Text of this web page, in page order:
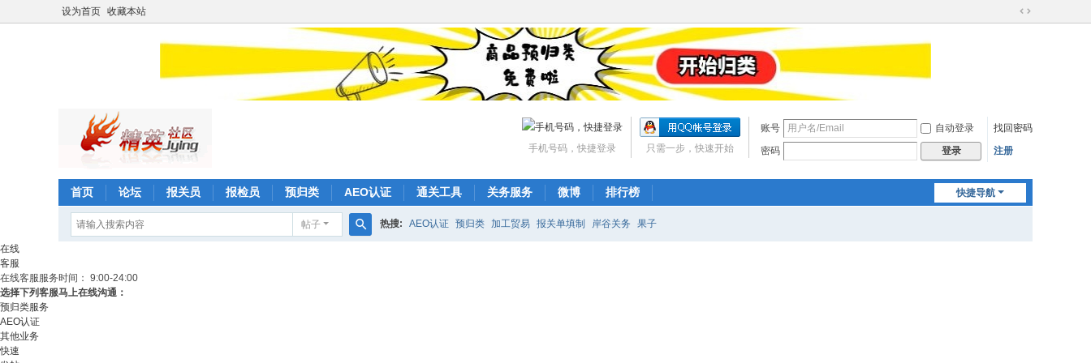
设为首页 收藏本站
切
账号 自动登录
找回密码
密码
登录 注册
只需一步，快速开始
手机号码，快捷登录
快捷导航
首页 论坛 报关员 报检员 预归类 AEO认证 通关工具 关务服务 微博 排行榜
帖子 热搜: AEO认证 预归类 加工贸易 报关单填制 岸谷关务 果子
在线
客服
在线客服服务时间： 9:00-24:00
选择下列客服马上在线沟通：
预归类服务
AEO认证
其他业务
快速